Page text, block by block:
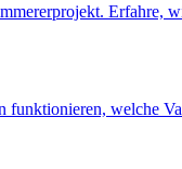
Erfahre,
welche